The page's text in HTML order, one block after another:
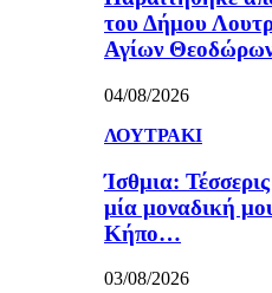
του Δήμου
Αγίων
04/08/2026
ΛΟΥΤΡΑΚΙ
Ίσθμια:
μία μοναδική
Κήπο…
03/08/2026